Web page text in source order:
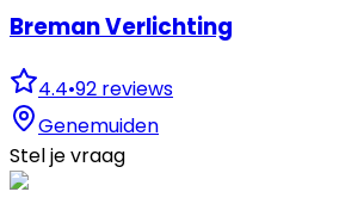
Breman Verlichting
4.4•92 reviews
Genemuiden
Stel je vraag